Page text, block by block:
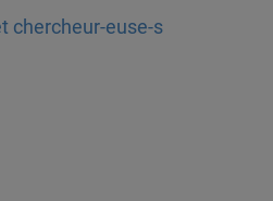
chercheur-euse-s